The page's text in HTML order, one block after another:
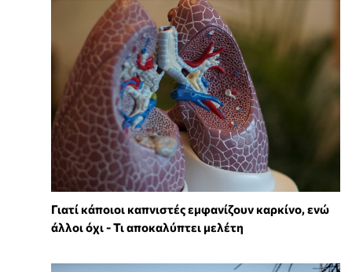
Γιατί κάποιοι καπνιστές εμφανίζουν καρκίνο, ενώ
άλλοι όχι - Τι αποκαλύπτει μελέτη